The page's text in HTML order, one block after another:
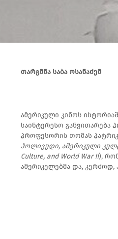
თარგმნა საბა ოსანაძემ
ამერიკული კინოს
საინტერესო განვითარება
პროფესორის თომას
ჰოლივუდი, ამერიკული
Culture, and World War II),
ამერიკელებმა და,